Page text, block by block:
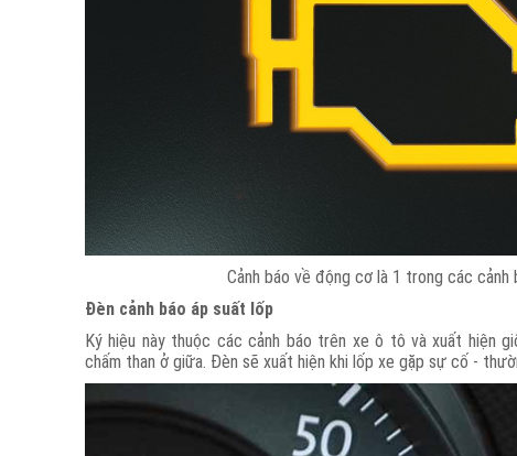
Cảnh báo về động cơ là 1 trong các
Đèn cảnh báo áp suất lốp
Ký hiệu này thuộc các cảnh báo trên xe ô tô và xuất hiện
chấm than ở giữa. Đèn sẽ xuất hiện khi lốp xe gặp sự cố -